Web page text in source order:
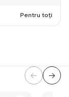
Pentru toți